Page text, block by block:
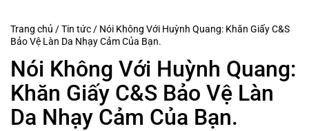
Trang chủ /Tin tức / Nói Không Với Huỳnh Quang: Khăn Giấy C&S
Bảo Vệ Làn Da Nhạy Cảm Của Bạn.
Nói Không Với Huỳnh Quang:
Khăn Giấy C&S Bảo Vệ Làn
Da Nhạy Cảm Của Bạn.